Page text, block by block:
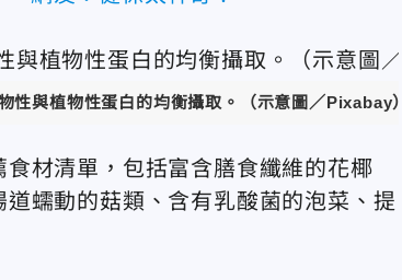
性與植物性蛋白的均衡攝取。 （示意圖／Pixabay）
材清單，包括富含膳食纖維的花椰
蠕動的菇類、含有乳酸菌的泡菜、提